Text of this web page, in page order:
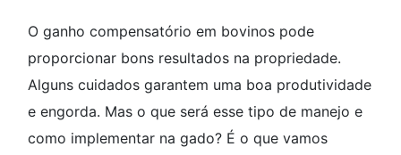
O ganho compensatório em bovinos pode
proporcionar bons resultados na propriedade.
Alguns cuidados garantem uma boa produtividade
e engorda. Mas o que será esse tipo de manejo e
como implementar na gado? É o que vamos